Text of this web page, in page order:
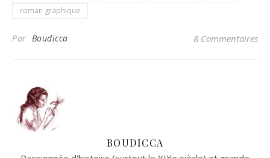
roman graphique
Par Boudicca 8 Commentaires
BOUDICCA